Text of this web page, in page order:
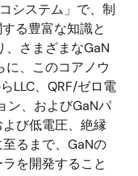
システム」で、制
る豊富な知識と
、さまざまなGaN
に、このコアノウ
LLC、QRF/ゼロ電
ン、およびGaNパ
び低電圧、絶縁
るまで、GaNの
を開発すること